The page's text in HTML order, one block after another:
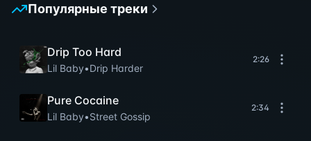
Популярные треки
Drip Too Hard
Lil Baby•Drip Harder
2:26
Pure Cocaine
Lil Baby•Street Gossip
2:34